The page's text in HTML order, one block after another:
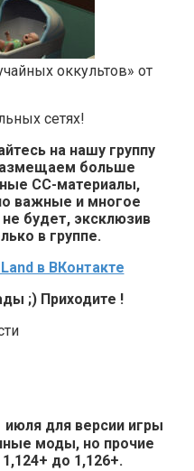
оккультов» от
сетях!
на нашу группу
больше
СС-материалы,
важные и многое
будет, эксклюзив
в группе.
в ВКонтакте
;) Приходите !
июля для версии игры
моды, но прочие
до 1,126+.